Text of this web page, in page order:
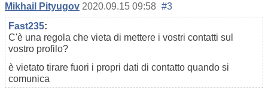
Mikhail Pityugov 2020.09.15 09:58 #3
Fast235:
C'è una regola che vieta di mettere i vostri contatti sul
vostro profilo?
è vietato tirare fuori i propri dati di contatto quando si
comunica